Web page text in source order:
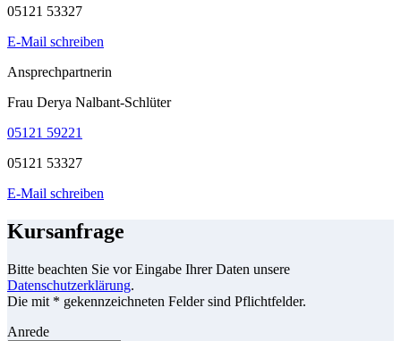
05121 53327
E-Mail schreiben
Ansprechpartnerin
Frau Derya Nalbant-Schlüter
05121 59221
05121 53327
E-Mail schreiben
Kursanfrage
Bitte beachten Sie vor Eingabe Ihrer Daten unsere
Datenschutzerklärung.
Die mit * gekennzeichneten Felder sind Pflichtfelder.
Anrede